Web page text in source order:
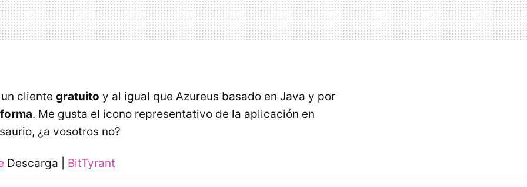
cliente gratuito y al igual que Azureus basado en Java y por
. Me gusta el icono representativo de la aplicación en
¿a vosotros no?
Descarga | BitTyrant